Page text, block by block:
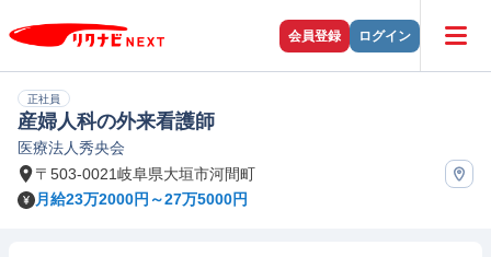
会員登録 ログイン
正社員
産婦人科の外来看護師
医療法人秀央会
〒503-0021岐阜県大垣市河間町
月給23万2000円～27万5000円